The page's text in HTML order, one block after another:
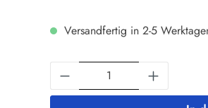
Versandfertig in 2-5
Produkt Anzahl: